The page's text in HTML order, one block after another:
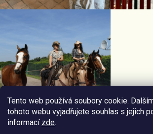
Tento web používá soubory cookie.
tohoto webu vyjadřujete souhlas s jejich
informací zde.